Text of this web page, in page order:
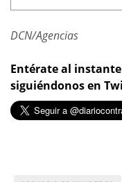
DCN/Agencias
Entérate al
siguiéndonos en